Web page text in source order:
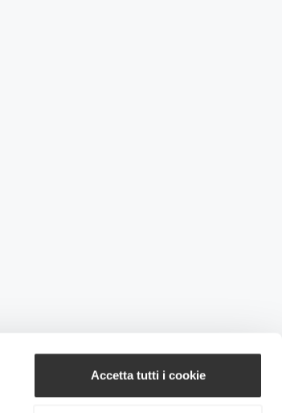
Accetta tutti i cookie